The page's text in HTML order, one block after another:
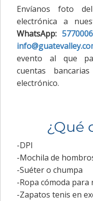
Envíanos foto
electrónica a
WhatsApp:
evento al que
cuentas
electrónico.
¿Qué
-DPI
-Mochila de
-Suéter o chumpa
-Ropa cómoda para
-Zapatos tenis en